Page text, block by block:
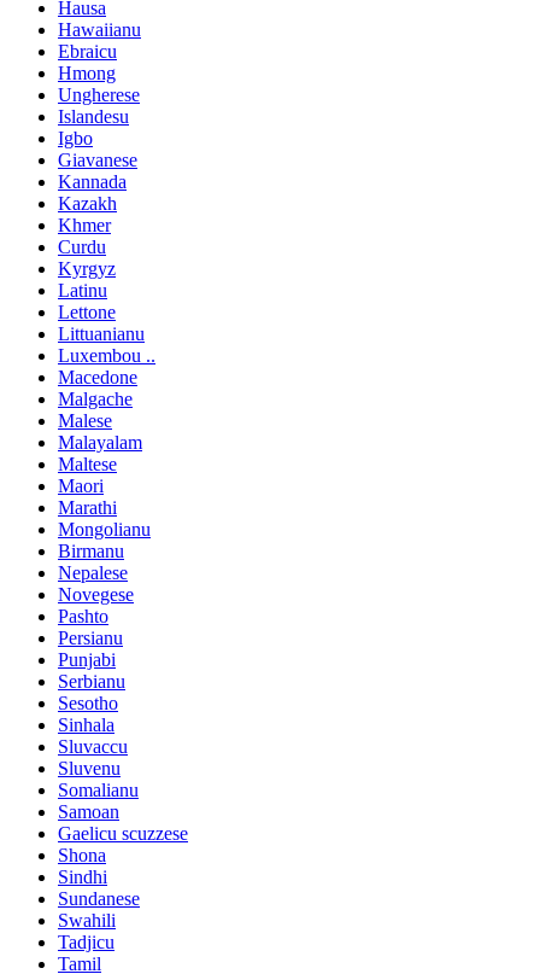
Hausa
Hawaiianu
Ebraicu
Hmong
Ungherese
Islandesu
Igbo
Giavanese
Kannada
Kazakh
Khmer
Curdu
Kyrgyz
Latinu
Lettone
Littuanianu
Luxembou ..
Macedone
Malgache
Malese
Malayalam
Maltese
Maori
Marathi
Mongolianu
Birmanu
Nepalese
Novegese
Pashto
Persianu
Punjabi
Serbianu
Sesotho
Sinhala
Sluvaccu
Sluvenu
Somalianu
Samoan
Gaelicu scuzzese
Shona
Sindhi
Sundanese
Swahili
Tadjicu
Tamil